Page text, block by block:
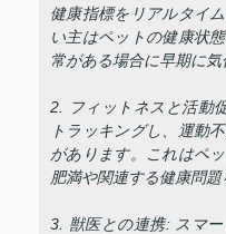
健康指標をリアルタイ
い主はペットの健康状
常がある場合に早期に気
2. フィットネスと活動
トラッキングし、運動
があります。これはペ
肥満や関連する健康問題
3. 獣医との連携: スマ